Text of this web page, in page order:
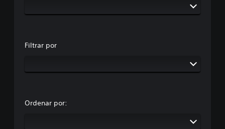
Filtrar por
Ordenar por: